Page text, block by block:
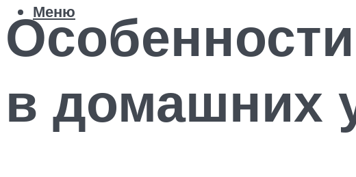
Меню
в домашних